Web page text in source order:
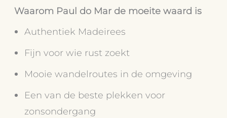
Waarom Paul do Mar de moeite waard is
Authentiek Madeirees
Fijn voor wie rust zoekt
Mooie wandelroutes in de omgeving
Een van de beste plekken voor
zonsondergang